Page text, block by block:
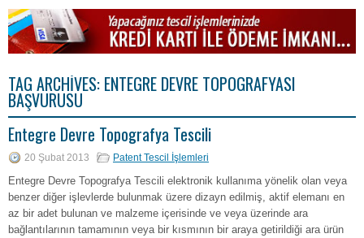
TAG ARCHIVES: ENTEGRE DEVRE TOPOGRAFYASI
BAŞVURUSU
Entegre Devre Topografya Tescili
20 Şubat 2013 Patent Tescil İşlemleri
Entegre Devre Topografya Tescili elektronik kullanıma yönelik olan veya
benzer diğer işlevlerde bulunmak üzere dizayn edilmiş, aktif elemanı en
az bir adet bulunan ve malzeme içerisinde ve veya üzerinde ara
bağlantılarının tamamının veya bir kısmının bir araya getirildiği ara ürün